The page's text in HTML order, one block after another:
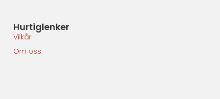
Hurtiglenker
Vilkår
Om oss